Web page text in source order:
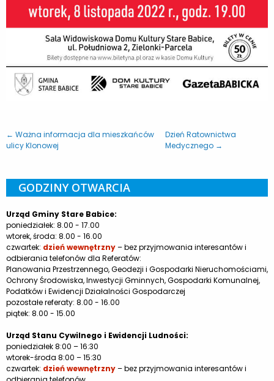
← Ważna informacja dla mieszkańców
ulicy Klonowej
Dzień Ratownictwa
Medycznego →
GODZINY OTWARCIA
Urząd Gminy Stare Babice:
poniedziałek: 8.00 - 17.00
wtorek, środa: 8.00 - 16.00
czwartek: dzień wewnętrzny– bez przyjmowania interesantów i
odbierania telefonów dla Referatów:
Planowania Przestrzennego, Geodezji i Gospodarki Nieruchomościami,
Ochrony Środowiska, Inwestycji Gminnych, Gospodarki Komunalnej,
Podatków i Ewidencji Działalności Gospodarczej
pozostałe referaty: 8.00 - 16.00
piątek: 8.00 - 15.00
Urząd Stanu Cywilnego i Ewidencji Ludności:
poniedziałek 8:00 – 16:30
wtorek-środa 8:00 – 15:30
czwartek: dzień wewnętrzny– bez przyjmowania interesantów i